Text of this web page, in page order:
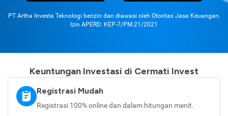
PT Artha Investa Teknologi berizin dan diawasi oleh Otoritas Jasa Keuangan.
Izin APERD: KEP-7/PM.21/2021
Keuntungan Investasi di Cermati Invest
Registrasi Mudah
Registrasi 100% online dan dalam hitungan menit.